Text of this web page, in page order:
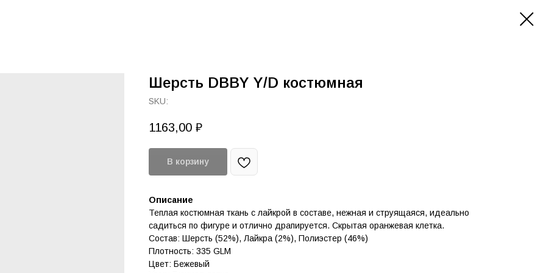
Шерсть DBBY Y/D костюмная
SKU:
1163,00 ₽
В корзину
Описание
Теплая костюмная ткань с лайкрой в составе, нежная и струящаяся, идеально
садиться по фигуре и отлично драпируется. Скрытая оранжевая клетка.
Состав: Шерсть (52%), Лайкра (2%), Полиэстер (46%)
Плотность: 335 GLM
Цвет: Бежевый